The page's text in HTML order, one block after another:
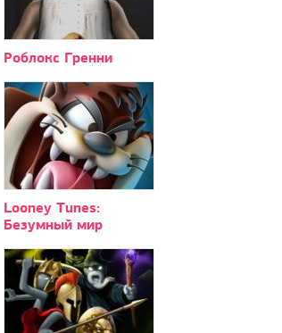
Роблокс Гренни
Looney Tunes:
Безумный мир